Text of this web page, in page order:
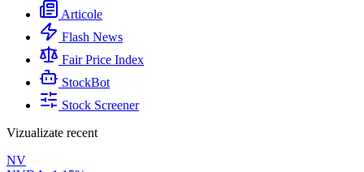
Articole
Flash News
Fair Price Index
StockBot
Stock Screener
Vizualizate recent
NV